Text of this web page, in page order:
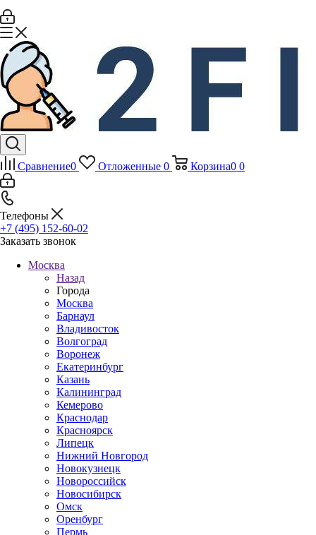
Сравнение0 Отложенные 0 Корзина0 0
Телефоны
+7 (495) 152-60-02
Заказать звонок
Москва
Назад
Города
Москва
Барнаул
Владивосток
Волгоград
Воронеж
Екатеринбург
Казань
Калининград
Кемерово
Краснодар
Красноярск
Липецк
Нижний Новгород
Новокузнецк
Новороссийск
Новосибирск
Омск
Оренбург
Пермь